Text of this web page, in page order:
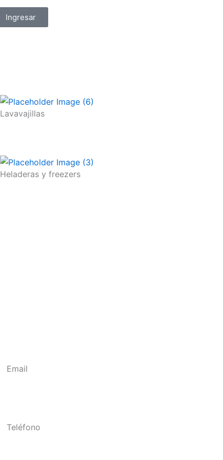
Ingresar
Lavavajillas
Heladeras y freezers
Email
Teléfono